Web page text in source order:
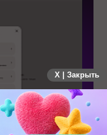
по ключевым словам
X | Закрыть